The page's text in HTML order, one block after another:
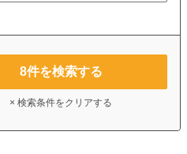
8件を検索する
× 検索条件をクリアする